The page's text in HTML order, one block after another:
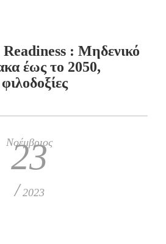
: Mηδενικό
έως το 2050,
Νοέμβριος
23
/ 2023